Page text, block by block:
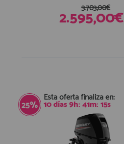
2.595,00€
3.703,00€
25%
Esta oferta finaliza en:
10días9h:41m:15s